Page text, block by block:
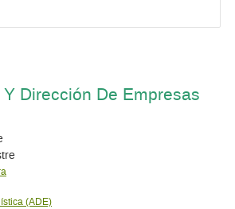
Dirección De Empresas
(ADE)